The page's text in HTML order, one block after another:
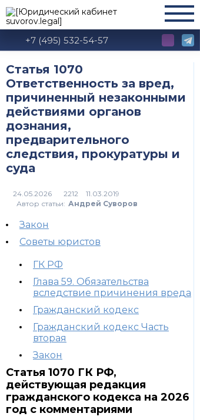
+7 (495) 532-54-57
Статья 1070
Ответственность за вред,
причиненный незаконными
действиями органов
дознания,
предварительного
следствия, прокуратуры и
суда
2212
Автор статьи: Андрей Суворов
Закон
Советы юристов
ГК РФ
Глава 59. Обязательства
вследствие причинения вреда
Гражданский кодекс
Гражданский кодекс Часть
вторая
Закон
Статья 1070 ГК РФ,
действующая редакция
гражданского кодекса на 2026
год с комментариями